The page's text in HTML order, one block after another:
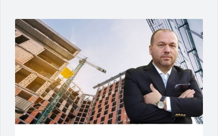
Parti Başkanı Gözaltında"
CHP'de 'Truva Atı' İsimlere Disiplin
Suç Örgütü Liderine Arjantin'den
İade Kararı!
"Borç Krizi: Bankalar Gayrimenkul
Satışına Başladı"